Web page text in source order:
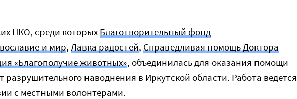
НКО, среди которыхБлаготворительный фонд
и мир, Лавка радостей, Справедливая помощь Доктора
«Благополучие животных», объединилась для оказания помощи
наводнения в Иркутской области. Работа ведется
с местными волонтерами.